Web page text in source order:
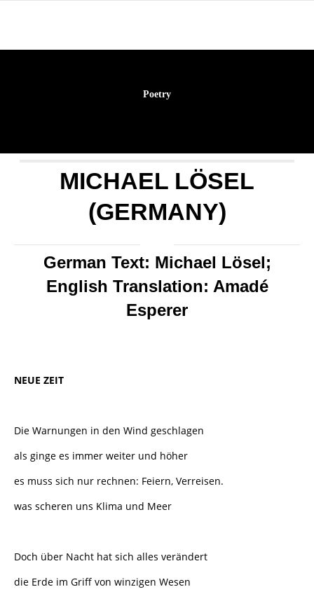
Poetry
MICHAEL LÖSEL
(GERMANY)
German Text: Michael Lösel;
English Translation: Amadé
Esperer
NEUE ZEIT
Die Warnungen in den Wind geschlagen
als ginge es immer weiter und höher
es muss sich nur rechnen: Feiern, Verreisen.
was scheren uns Klima und Meer
Doch über Nacht hat sich alles verändert
die Erde im Griff von winzigen Wesen